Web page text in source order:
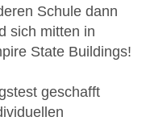
Schule dann
sich mitten in
State Buildings!
geschafft